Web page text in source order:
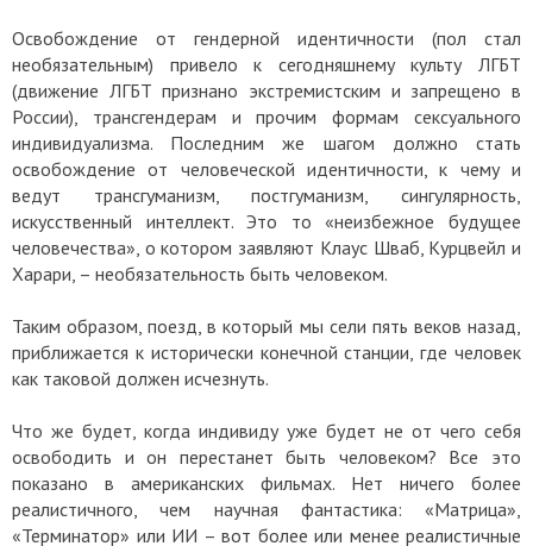
Освобождение от гендерной идентичности (пол стал
необязательным) привело к сегодняшнему культу ЛГБТ
(движение ЛГБТ признано экстремистским и запрещено в
России), трансгендерам и прочим формам сексуального
индивидуализма. Последним же шагом должно стать
освобождение от человеческой идентичности, к чему и
ведут трансгуманизм, постгуманизм, сингулярность,
искусственный интеллект. Это то «неизбежное будущее
человечества», о котором заявляют Клаус Шваб, Курцвейл и
Харари, – необязательность быть человеком.
Таким образом, поезд, в который мы сели пять веков назад,
приближается к исторически конечной станции, где человек
как таковой должен исчезнуть.
Что же будет, когда индивиду уже будет не от чего себя
освободить и он перестанет быть человеком? Все это
показано в американских фильмах. Нет ничего более
реалистичного, чем научная фантастика: «Матрица»,
«Терминатор» или ИИ – вот более или менее реалистичные